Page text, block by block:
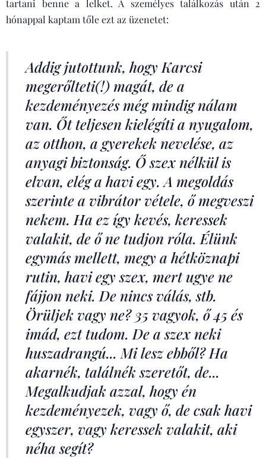
tartani benne a lelket. A személyes találkozás után 2
hónappal kaptam tőle ezt az üzenetet:
Addig jutottunk, hogy Karcsi
megerőlteti(!) magát, de a
kezdeményezés még mindig nálam
van. Őt teljesen kielégíti a nyugalom,
az otthon, a gyerekek nevelése, az
anyagi biztonság. Ő szex nélkül is
elvan, elég a havi egy. A megoldás
szerinte a vibrátor vétele, ő megveszi
nekem. Ha ez így kevés, keressek
valakit, de ő ne tudjon róla. Élünk
egymás mellett, megy a hétköznapi
rutin, havi egy szex, mert ugye ne
fájjon neki. De nincs válás, stb.
Örüljek vagy ne? 35 vagyok, ő 45 és
imád, ezt tudom. De a szex neki
huszadrangú... Mi lesz ebből? Ha
akarnék, találnék szeretőt, de...
Megalkudjak azzal, hogy én
kezdeményezek, vagy ő, de csak havi
egyszer, vagy keressek valakit, aki
néha segít?